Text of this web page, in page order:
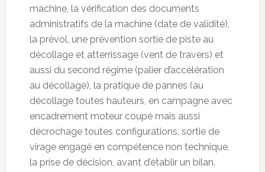
machine, la vérification des documents
administratifs de la machine (date de validité),
la prévol, une prévention sortie de piste au
décollage et atterrissage (vent de travers) et
aussi du second régime (palier d’accélération
au décollage), la pratique de pannes (au
décollage toutes hauteurs, en campagne avec
encadrement moteur coupé mais aussi
décrochage toutes configurations, sortie de
virage engagé en compétence non technique,
la prise de décision, avant d’établir un bilan.